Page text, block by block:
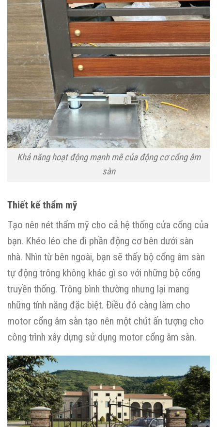
Khả năng hoạt động mạnh mẽ của động cơ cổng âm
sàn
Thiết kế thẩm mỹ
Tạo nên nét thẩm mỹ cho cả hệ thống cửa cổng của
bạn. Khéo léo che đi phần động cơ bên dưới sàn
nhà. Nhìn từ bên ngoài, bạn sẽ thấy bộ cổng âm sàn
tự động trông không khác gì so với những bộ cổng
truyền thống. Trông bình thường nhưng lại mang
những tính năng đặc biệt. Điều đó càng làm cho
motor cổng âm sàn tạo nên một chút ấn tượng cho
công trình xây dựng sử dụng motor cổng âm sàn.